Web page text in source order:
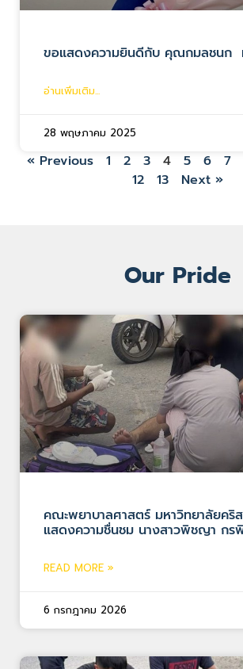
ขอแสดงความยินดีกับ คุณกมลชนก
อ่านเพิ่มเติม...
28 พฤษภาคม 2025
« Previous 1 2 3 4 5 6 7
12
13 Next »
Our Pride
คณะพยาบาลศาสตร์ มหาวิทยาลัยคริ
แสดงความชื่นชม นางสาวพิชญา ก
READ MORE »
6 กรกฎาคม 2026